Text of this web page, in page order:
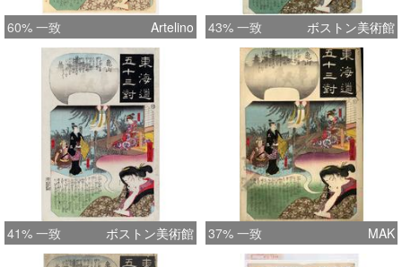
60% 一致 Artelino 43% 一致 ボストン美術館
41% 一致 ボストン美術館 37% 一致 MAK